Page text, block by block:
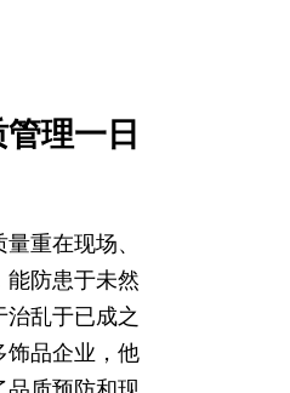
理一日
重在现场、
能防患于未然
治乱于已成之
饰品企业，他